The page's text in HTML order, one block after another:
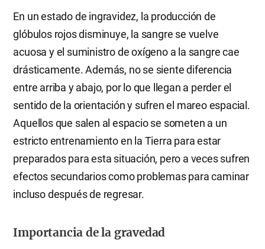
En un estado de ingravidez, la producción de
glóbulos rojos disminuye, la sangre se vuelve
acuosa y el suministro de oxígeno a la sangre cae
drásticamente. Además, no se siente diferencia
entre arriba y abajo, por lo que llegan a perder el
sentido de la orientación y sufren el mareo espacial.
Aquellos que salen al espacio se someten a un
estricto entrenamiento en la Tierra para estar
preparados para esta situación, pero a veces sufren
efectos secundarios como problemas para caminar
incluso después de regresar.
Importancia de la gravedad